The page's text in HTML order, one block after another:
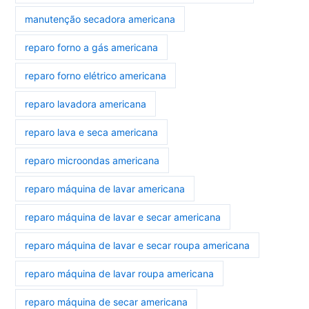
manutenção secadora americana
reparo forno a gás americana
reparo forno elétrico americana
reparo lavadora americana
reparo lava e seca americana
reparo microondas americana
reparo máquina de lavar americana
reparo máquina de lavar e secar americana
reparo máquina de lavar e secar roupa americana
reparo máquina de lavar roupa americana
reparo máquina de secar americana